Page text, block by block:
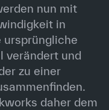
nun mit
in
ursprüngliche
verändert und
zu einer
daher dem